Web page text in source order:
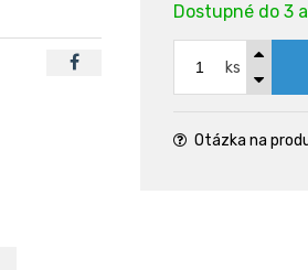
Dostupné do 3
ks
Otázka na